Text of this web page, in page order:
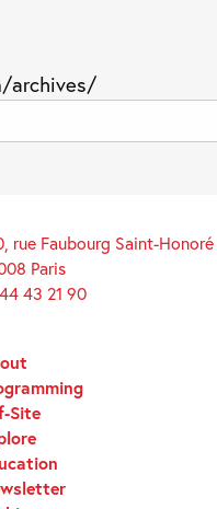
archives/
rue Faubourg Saint-Honoré
Paris
43 21 90
Site